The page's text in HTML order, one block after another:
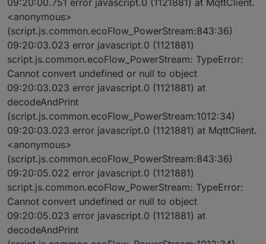
<anonymous>
(script.js.common.ecoFlow_PowerStream:843:36)
09:20:03.023 error javascript.0 (1121881)
script.js.common.ecoFlow_PowerStream: TypeError:
Cannot convert undefined or null to object
09:20:03.023 error javascript.0 (1121881) at
decodeAndPrint
(script.js.common.ecoFlow_PowerStream:1012:34)
09:20:03.023 error javascript.0 (1121881) at MqttClient.
<anonymous>
(script.js.common.ecoFlow_PowerStream:843:36)
09:20:05.022 error javascript.0 (1121881)
script.js.common.ecoFlow_PowerStream: TypeError:
Cannot convert undefined or null to object
09:20:05.023 error javascript.0 (1121881) at
decodeAndPrint